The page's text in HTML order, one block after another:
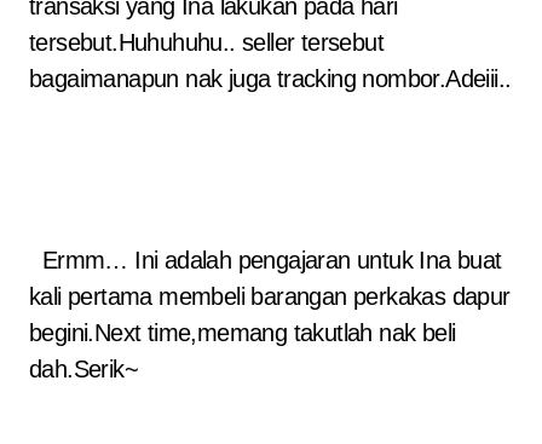
transaksi yang Ina lakukan pada hari
tersebut.Huhuhuhu.. seller tersebut
bagaimanapun nak juga tracking nombor.Adeiii..
Ermm… Ini adalah pengajaran untuk Ina buat
kali pertama membeli barangan perkakas dapur
begini.Next time,memang takutlah nak beli
dah.Serik~